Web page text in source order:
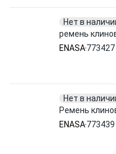
Нет в
ремень
ENASA773427
Нет в
Ремень
ENASA773439